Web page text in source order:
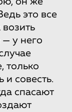
это все
у него
только
и совесть.
спасают